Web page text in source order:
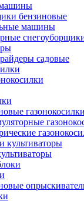
бензиновые
машины
садовые
газонокосилки
культиваторы